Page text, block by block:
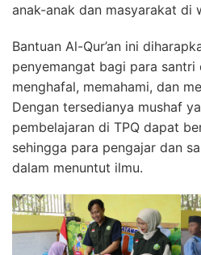
anak-anak dan masyarakat di
Bantuan Al-Qur’an ini
penyemangat bagi para santri
menghafal, memahami, dan
Dengan tersedianya mushaf
pembelajaran di TPQ dapat
sehingga para pengajar dan
dalam menuntut ilmu.